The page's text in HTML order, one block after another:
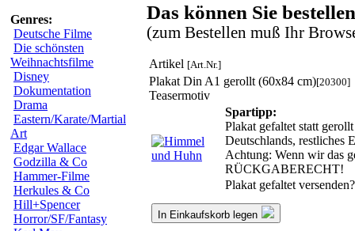
Genres:
Deutsche Filme
Die schönsten
Weihnachtsfilme
Disney
Dokumentation
Drama
Eastern/Karate/Martial
Art
Edgar Wallace
Godzilla & Co
Hammer-Filme
Herkules & Co
Hill+Spencer
Horror/SF/Fantasy
Das können Sie
(zum Bestellen muß Ihr
Artikel [Art.Nr.]
Plakat Din A1 gerollt (60x84 cm)[20300]
Teasermotiv
Spartipp:
Plakat gefaltet statt
Deutschlands, restliches
Achtung: Wenn wir das
RÜCKGABERECHT!
Plakat gefaltet
In Einkaufskorb legen